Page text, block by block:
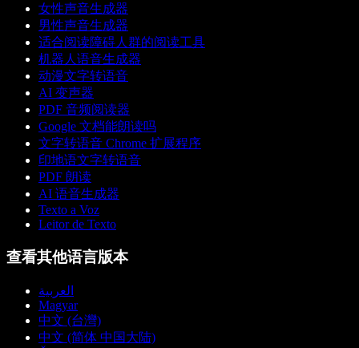
女性声音生成器
男性声音生成器
适合阅读障碍人群的阅读工具
机器人语音生成器
动漫文字转语音
AI 变声器
PDF 音频阅读器
Google 文档能朗读吗
文字转语音 Chrome 扩展程序
印地语文字转语音
PDF 朗读
AI 语音生成器
Texto a Voz
Leitor de Texto
查看其他语言版本
العربية
Magyar
中文 (台灣)
中文 (简体 中国大陆)